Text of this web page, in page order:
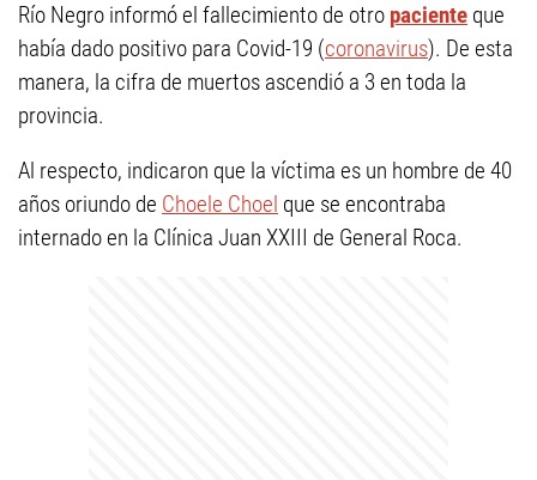
Río Negro informó el fallecimiento de otro paciente que
había dado positivo para Covid-19 (coronavirus). De esta
manera, la cifra de muertos ascendió a 3 en toda la
provincia.
Al respecto, indicaron que la víctima es un hombre de 40
años oriundo de Choele Choel que se encontraba
internado en la Clínica Juan XXIII de General Roca.